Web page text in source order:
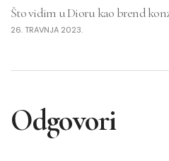
Što vidim u Dioru kao brend
26. TRAVNJA 2023.
Odgovori